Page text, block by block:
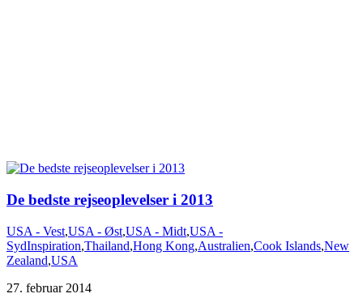
De bedste rejseoplevelser i 2013
USA - Vest,USA - Øst,USA - Midt,USA -
SydInspiration,Thailand,Hong Kong,Australien,Cook Islands,New
Zealand,USA
27. februar 2014